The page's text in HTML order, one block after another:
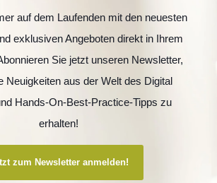
auf dem Laufenden mit den neuesten
exklusiven Angeboten direkt in Ihrem
Sie jetzt unseren Newsletter,
Neuigkeiten aus der Welt des Digital
Hands-On-Best-Practice-Tipps zu
erhalten!
zum Newsletter anmelden!